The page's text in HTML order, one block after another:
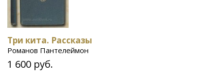
Три кита. Рассказы
Романов Пантелеймон
1 600 руб.